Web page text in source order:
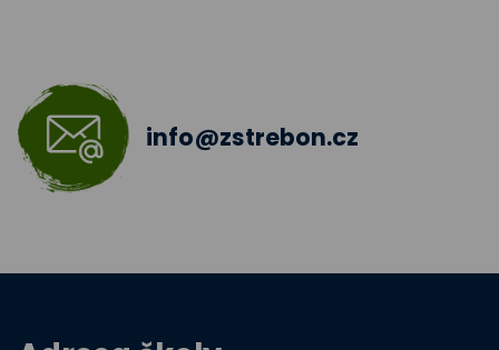
Šablony II.
Šablony 2016
Celé Česko čte dětem
info@zstrebon.cz